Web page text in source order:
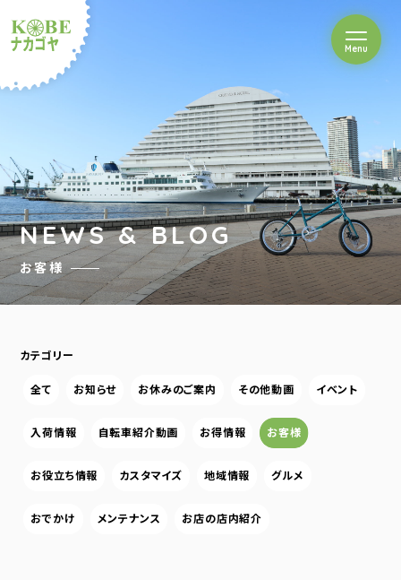
ルショップナカゴヤ
Menuを開閉
NEWS & BLOG
お客様
カテゴリー
全て お知らせ お休みのご案内 その他動画 イベント
入荷情報 自転車紹介動画 お得情報 お客様
お役立ち情報 カスタマイズ 地域情報 グルメ
おでかけ メンテナンス お店の店内紹介